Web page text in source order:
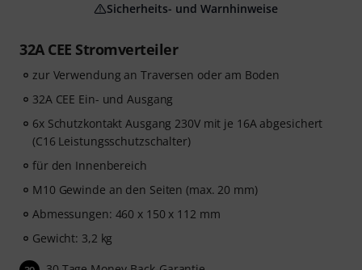
32A CEE Stromverteiler
zur Verwendung an Traversen oder am Boden
32A CEE Ein- und Ausgang
6x Schutzkontakt Ausgang 230V mit je 16A abgesichert
(C16 Leistungsschutzschalter)
für den Innenbereich
M10 Gewinde an den Seiten (max. 20 mm)
Abmessungen: 460 x 150 x 112 mm
Gewicht: 3,2 kg
Sicherheits- und Warnhinweise